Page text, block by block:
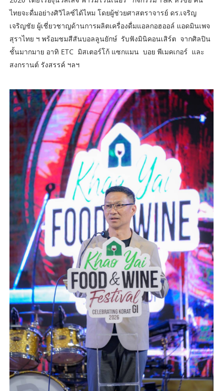
ไทยจะดื่มอย่างศิวิไลซ์ได้ไหม โดยผู้ช่วยศาสตราจารย์ ดร.เจริญ
เจริญชัย ผู้เชี่ยวชาญด้านการผลิตเครื่องดื่มแอลกอฮออล์ แอดมินเพจ
สุราไทย ฯ พร้อมชมสีสันบอลลูนยักษ์ รับฟังมินิคอนเสิร์ต จากศิลปิน
ชั้นมากมาย อาทิ ETC มิสเตอร์โก้ แซกแมน บอย พีเมคเกอร์ และ
สงกรานต์ รังสรรค์ ฯลฯ